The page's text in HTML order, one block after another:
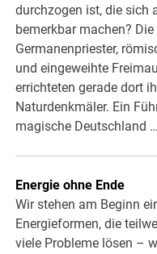
durchzogen ist, die sich
bemerkbar machen?
Germanenpriester,
und eingeweihte
errichteten gerade dort
Naturdenkmäler. Ein
magische Deutschland …
Energie ohne Ende
Wir stehen am Beginn
Energieformen, die
viele Probleme lösen –